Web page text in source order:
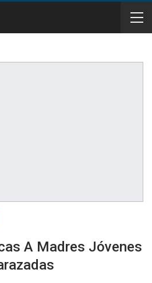
A Madres Jóvenes